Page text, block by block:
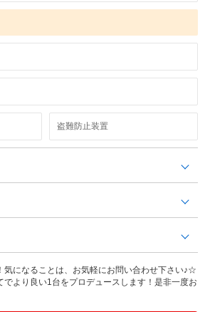
盗難防止装置
になることは、お気軽にお問い合わせ下さい♪☆
でより良い1台をプロデュースします！是非一度お